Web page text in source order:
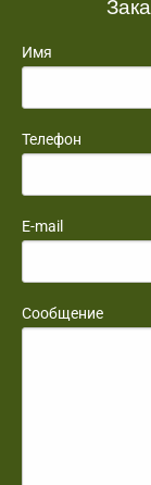
Имя
Телефон
E-mail
Сообщение